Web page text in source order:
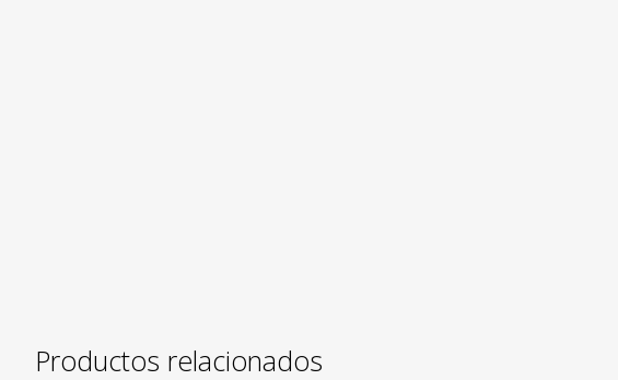
Productos relacionados